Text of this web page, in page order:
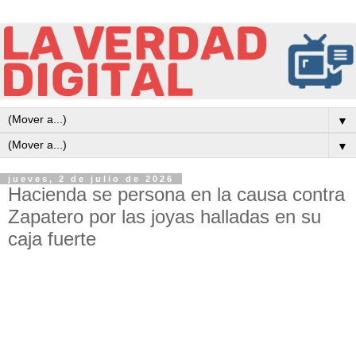
▼
▼
jueves, 2 de julio de 2026
Hacienda se persona en la causa contra
Zapatero por las joyas halladas en su
caja fuerte